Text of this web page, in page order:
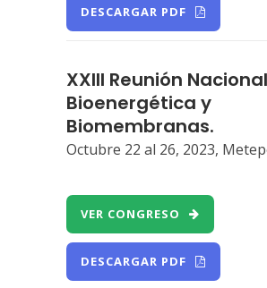
DESCARGAR PDF
XXIII Reunión
Bioenergética y
Biomembranas.
Octubre 22 al 26, 2023,
VER CONGRESO
DESCARGAR PDF